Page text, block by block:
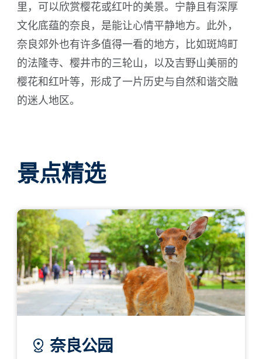
日本語
里，可以欣赏樱花或红叶的美景。宁静且有深厚
文化底蕴的奈良，是能让心情平静地方。此外，
奈良郊外也有许多值得一看的地方，比如斑鸠町
的法隆寺、樱井市的三轮山，以及吉野山美丽的
樱花和红叶等，形成了一片历史与自然和谐交融
的迷人地区。
景点精选
奈良公园